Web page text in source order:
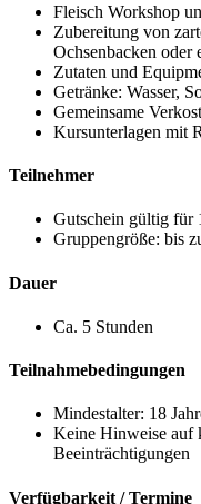
Fleisch Workshop
Zubereitung von
Ochsenbacken
Zutaten und
Getränke: Wasser,
Gemeinsame
Kursunterlagen mit
Teilnehmer
Gutschein gültig für
Gruppengröße: bis
Dauer
Ca. 5 Stunden
Teilnahmebedingungen
Mindestalter: 18
Keine Hinweise auf
Beeinträchtigungen
Verfügbarkeit / Termine